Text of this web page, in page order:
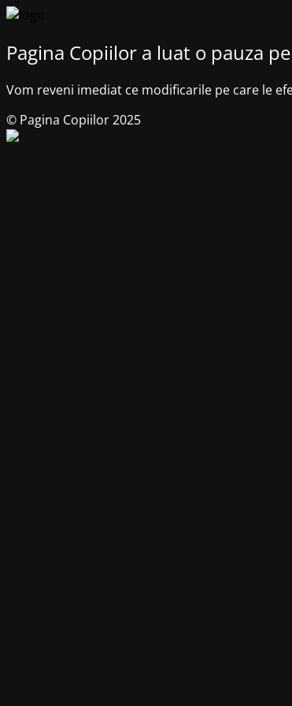
Pagina Copiilor a luat o pauza
Vom reveni imediat ce modificarile pe care le
© Pagina Copiilor 2025